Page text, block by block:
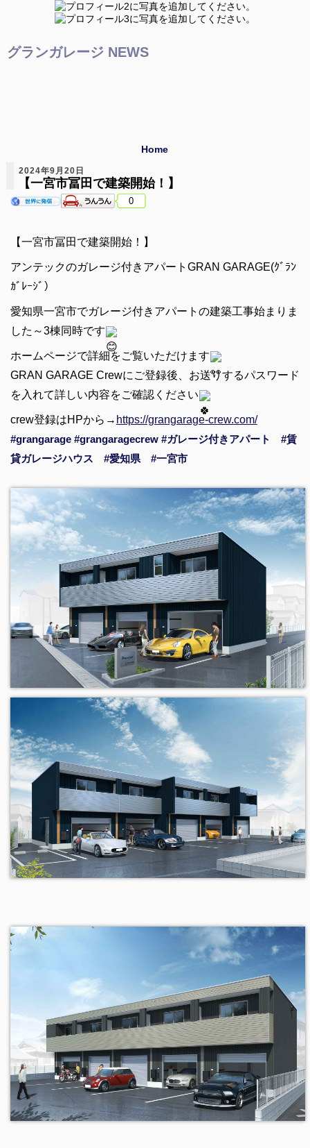
グランガレージ NEWS
Home
2024年9月20日
【一宮市冨田で建築開始！】
0
【一宮市冨田で建築開始！】
アンテックのガレージ付きアパートGRAN GARAGE(ｸﾞﾗﾝ
ｶﾞﾚｰｼﾞ）
愛知県一宮市でガレージ付きアパートの建築工事始まりま
した～3棟同時です
ホームページで詳細をご覧いただけます
GRAN GARAGE Crewにご登録後、お送りするパスワード
を入れて詳しい内容をご確認ください
crew登録はHPから→ https://grangarage-crew.com/
#grangarage #grangaragecrew #ガレージ付きアパート
#賃
貸ガレージハウス
#愛知県 #一宮市